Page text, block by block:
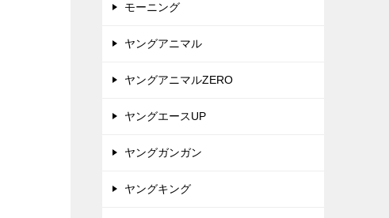
モーニング
ヤングアニマル
ヤングアニマルZERO
ヤングエースUP
ヤングガンガン
ヤングキング